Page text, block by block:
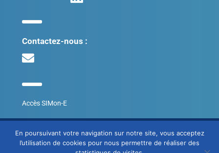
Contactez-nous :
Accès SIMon-E
© SITES 2020
En poursuivant votre navigation sur notre site, vous acceptez
l’utilisation de cookies pour nous permettre de réaliser des